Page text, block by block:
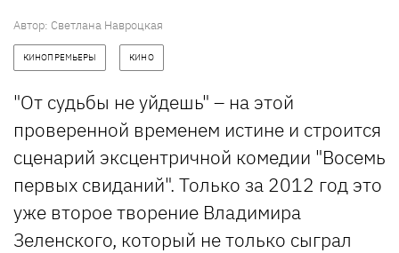
Автор: Светлана Навроцкая
КИНОПРЕМЬЕРЫ КИНО
"От судьбы не уйдешь" – на этой
проверенной временем истине и строится
сценарий эксцентричной комедии "Восемь
первых свиданий". Только за 2012 год это
уже второе творение Владимира
Зеленского, который не только сыграл